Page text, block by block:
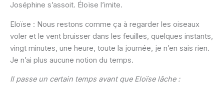
Joséphine s’assoit. Éloïse l’imite.
Eloïse : Nous restons comme ça à regarder les oiseaux
voler et le vent bruisser dans les feuilles, quelques instants,
vingt minutes, une heure, toute la journée, je n’en sais rien.
Je n’ai plus aucune notion du temps.
Il passe un certain temps avant que Eloïse lâche :